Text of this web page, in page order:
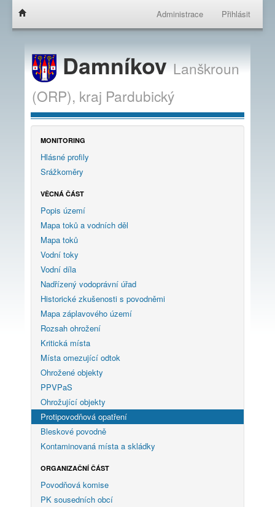
Administrace Přihlásit
DamníkovLanškroun
(ORP), kraj Pardubický
MONITORING
Hlásné profily
Srážkoměry
VĚCNÁ ČÁST
Popis území
Mapa toků a vodních děl
Mapa toků
Vodní toky
Vodní díla
Nadřízený vodoprávní úřad
Historické zkušenosti s povodněmi
Mapa záplavového území
Rozsah ohrožení
Kritická místa
Místa omezující odtok
Ohrožené objekty
PPVPaS
Ohrožující objekty
Protipovodňová opatření
Bleskové povodně
Kontaminovaná místa a skládky
ORGANIZAČNÍ ČÁST
Povodňová komise
PK sousedních obcí